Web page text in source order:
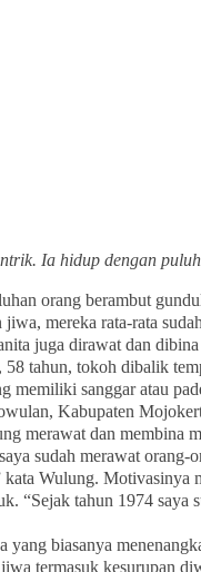
. Ia hidup dengan
orang berambut
mereka rata-rata
juga dirawat dan
tahun, tokoh dibalik
memiliki sanggar atau
Kabupaten
merawat dan membina
sudah merawat orang-
kata Wulung. Motivasinya
“Sejak tahun 1974 saya
biasanya
termasuk kesurupan